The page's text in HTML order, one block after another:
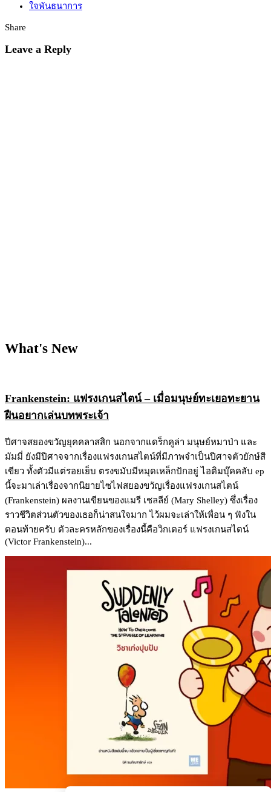
ใจพันธนาการ
Share
Leave a Reply
What's New
Frankenstein: แฟรงเกนสไตน์ – เมื่อมนุษย์ทะเยอทะยาน
ฝืนอยากเล่นบทพระเจ้า
ปีศาจสยองขวัญยุคคลาสสิก นอกจากแดร็กคูล่า มนุษย์หมาป่า และ
มัมมี่ ยังมีปีศาจจากเรื่องแฟรงเกนสไตน์ที่มีภาพจำเป็นปีศาจตัวยักษ์สี
เขียว ทั้งตัวมีแต่รอยเย็บ ตรงขมับมีหมุดเหล็กปักอยู่ ไอติมบุ๊คคลับ ep
นี้จะมาเล่าเรื่องจากนิยายไซไฟสยองขวัญเรื่องแฟรงเกนสไตน์
(Frankenstein) ผลงานเขียนของแมรี เชลลีย์ (Mary Shelley) ซึ่งเรื่อง
ราวชีวิตส่วนตัวของเธอก็น่าสนใจมาก ไว้ผมจะเล่าให้เพื่อน ๆ ฟังใน
ตอนท้ายครับ ตัวละครหลักของเรื่องนี้คือวิกเตอร์ แฟรงเกนสไตน์
(Victor Frankenstein)...